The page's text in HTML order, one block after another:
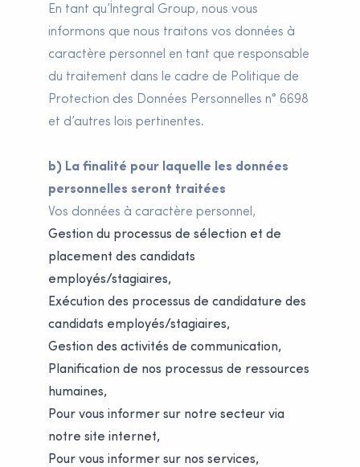
En tant qu’İntegral Group, nous vous
informons que nous traitons vos données à
caractère personnel en tant que responsable
du traitement dans le cadre de Politique de
Protection des Données Personnelles n° 6698
et d’autres lois pertinentes.
b) La finalité pour laquelle les données
personnelles seront traitées
Vos données à caractère personnel,
Gestion du processus de sélection et de
placement des candidats
employés/stagiaires,
Exécution des processus de candidature des
candidats employés/stagiaires,
Gestion des activités de communication,
Planification de nos processus de ressources
humaines,
Pour vous informer sur notre secteur via
notre site internet,
Pour vous informer sur nos services,